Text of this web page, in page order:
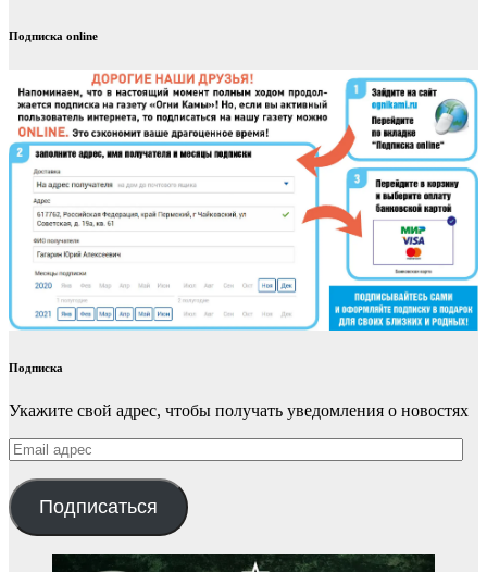
Подписка online
Подписка
Укажите свой адрес, чтобы получать уведомления о новостях
Email
адрес
Подписаться